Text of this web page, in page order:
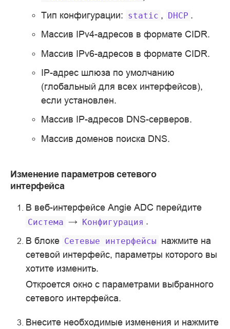
Тип конфигурации: static , DHCP .
Массив IPv4-адресов в формате CIDR.
Массив IPv6-адресов в формате CIDR.
IP-адрес шлюза по умолчанию
(глобальный для всех интерфейсов),
если установлен.
Массив IP-адресов DNS-серверов.
Массив доменов поиска DNS.
Изменение параметров сетевого
интерфейса
В веб-интерфейсе Angie ADC перейдите
Система → Конфигурация .
В блоке Сетевые интерфейсы нажмите на
сетевой интерфейс, параметры которого вы
хотите изменить.
Откроется окно с параметрами выбранного
сетевого интерфейса.
Внесите необходимые изменения и нажмите